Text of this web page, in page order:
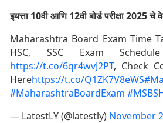
इयत्ता 10वी आणि 12वी बोर्ड परीक्षा 2025 चे
Maharashtra Board Exam Time
HSC, SSC Exam
https://t.co/6qr4wvJ2PT, Check
Herehttps://t.co/Q1ZK7V8eWS
#MaharashtraBoardExam
— LatestLY (@latestly) November